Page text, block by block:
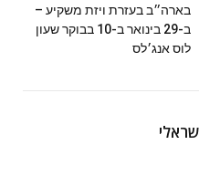
בארה״ב בעזרת ויזת משקיע –
ב-29 בינואר ב-10 בבוקר שעון
לוס אנג׳לס